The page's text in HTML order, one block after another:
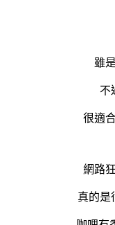
雖
不
很適
網路
真的是